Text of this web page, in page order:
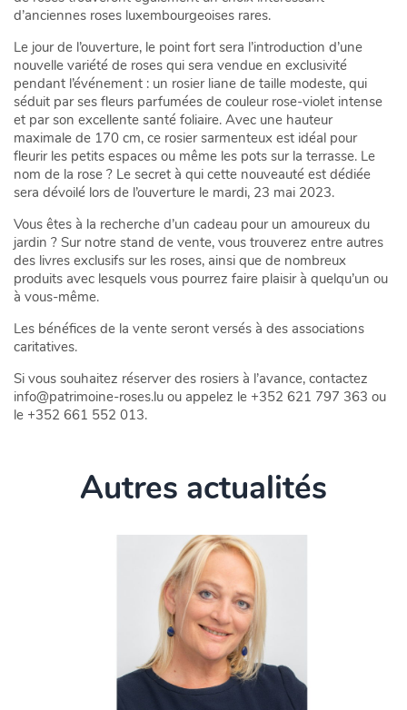
d’anciennes roses luxembourgeoises rares.
Le jour de l’ouverture, le point fort sera l’introduction d’une
nouvelle variété de roses qui sera vendue en exclusivité
pendant l’événement : un rosier liane de taille modeste, qui
séduit par ses fleurs parfumées de couleur rose-violet intense
et par son excellente santé foliaire. Avec une hauteur
maximale de 170 cm, ce rosier sarmenteux est idéal pour
fleurir les petits espaces ou même les pots sur la terrasse. Le
nom de la rose ? Le secret à qui cette nouveauté est dédiée
sera dévoilé lors de l’ouverture le mardi, 23 mai 2023.
Vous êtes à la recherche d’un cadeau pour un amoureux du
jardin ? Sur notre stand de vente, vous trouverez entre autres
des livres exclusifs sur les roses, ainsi que de nombreux
produits avec lesquels vous pourrez faire plaisir à quelqu’un ou
à vous-même.
Les bénéfices de la vente seront versés à des associations
caritatives.
Si vous souhaitez réserver des rosiers à l’avance, contactez
info@patrimoine-roses.lu ou appelez le +352 621 797 363 ou
le +352 661 552 013.
Autres actualités